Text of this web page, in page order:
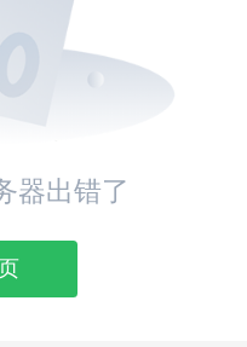
器出错了